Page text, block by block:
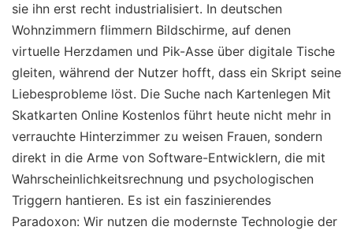
sie ihn erst recht industrialisiert. In deutschen
Wohnzimmern flimmern Bildschirme, auf denen
virtuelle Herzdamen und Pik-Asse über digitale Tische
gleiten, während der Nutzer hofft, dass ein Skript seine
Liebesprobleme löst. Die Suche nach Kartenlegen Mit
Skatkarten Online Kostenlos führt heute nicht mehr in
verrauchte Hinterzimmer zu weisen Frauen, sondern
direkt in die Arme von Software-Entwicklern, die mit
Wahrscheinlichkeitsrechnung und psychologischen
Triggern hantieren. Es ist ein faszinierendes
Paradoxon: Wir nutzen die modernste Technologie der